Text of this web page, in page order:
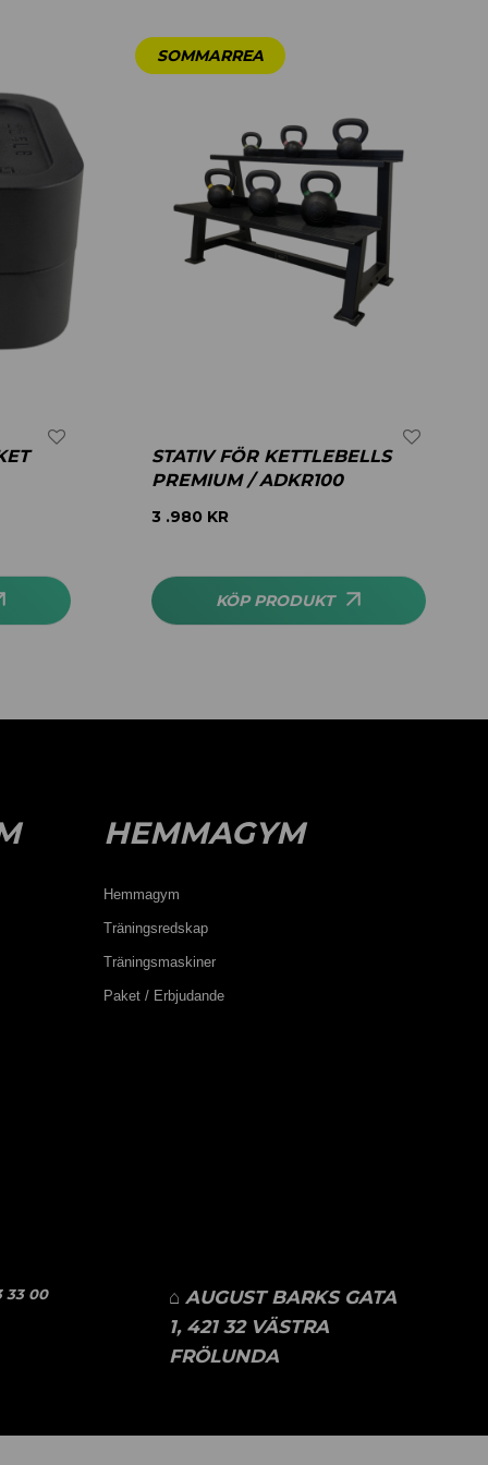
STATIV FÖR KETTLEBELLS
PREMIUM / ADKR100
3 .980 KR
KÖP PRODUKT
HEMMAGYM
Hemmagym
Träningsredskap
Träningsmaskiner
Paket / Erbjudande
33 00
⌂ AUGUST BARKS GATA
1, 421 32 VÄSTRA
FRÖLUNDA